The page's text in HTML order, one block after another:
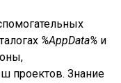
%AppData% и
проектов. Знание